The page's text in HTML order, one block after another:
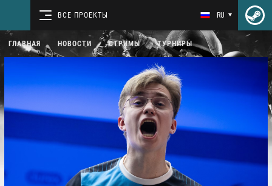
ВСЕ ПРОЕКТЫ RU
ГЛАВНАЯ НОВОСТИ СТРИМЫ ТУРНИРЫ